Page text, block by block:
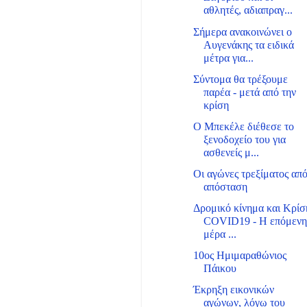
αθλητές, αδιαπραγ...
Σήμερα ανακοινώνει ο
Αυγενάκης τα ειδικά
μέτρα για...
Σύντομα θα τρέξουμε
παρέα - μετά από την
κρίση
Ο Μπεκέλε διέθεσε το
ξενοδοχείο του για
ασθενείς μ...
Οι αγώνες τρεξίματος από
απόσταση
Δρομικό κίνημα και
COVID19 - Η επόμενη
μέρα ...
10ος Ημιμαραθώνιος
Πάικου
Έκρηξη εικονικών
αγώνων, λόγω του